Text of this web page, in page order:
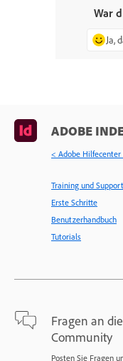
War
Ja,
ADOBE
< Adobe Hilfecenter
Training und Support
Erste Schritte
Benutzerhandbuch
Tutorials
Fragen an die
Community
Posten Sie Fragen